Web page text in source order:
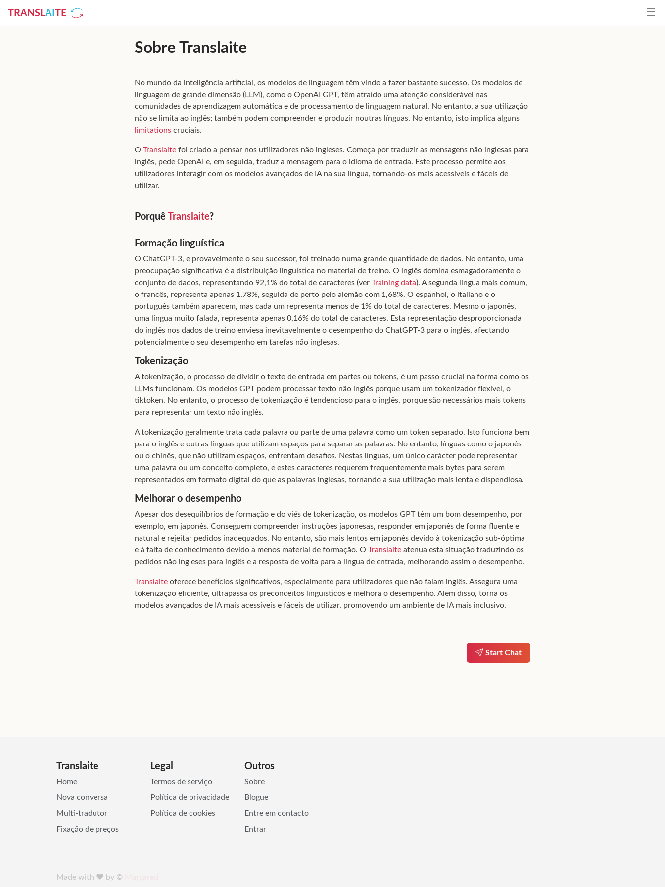
TRANSLAI TE
Sobre Translaite
No mundo da inteligência artificial, os modelos de linguagem têm vindo a fazer bastante sucesso. Os modelos de
linguagem de grande dimensão (LLM), como o OpenAI GPT, têm atraído uma atenção considerável nas
comunidades de aprendizagem automática e de processamento de linguagem natural. No entanto, a sua utilização
não se limita ao inglês; também podem compreender e produzir noutras línguas. No entanto, isto implica alguns
limitations cruciais.
O Translaite foi criado a pensar nos utilizadores não ingleses. Começa por traduzir as mensagens não inglesas para
inglês, pede OpenAI e, em seguida, traduz a mensagem para o idioma de entrada. Este processo permite aos
utilizadores interagir com os modelos avançados de IA na sua língua, tornando-os mais acessíveis e fáceis de
utilizar.
Porquê Translaite?
Formação linguística
O ChatGPT-3, e provavelmente o seu sucessor, foi treinado numa grande quantidade de dados. No entanto, uma
preocupação significativa é a distribuição linguística no material de treino. O inglês domina esmagadoramente o
conjunto de dados, representando 92,1% do total de caracteres (ver Training data). A segunda língua mais comum,
o francês, representa apenas 1,78%, seguida de perto pelo alemão com 1,68%. O espanhol, o italiano e o
português também aparecem, mas cada um representa menos de 1% do total de caracteres. Mesmo o japonês,
uma língua muito falada, representa apenas 0,16% do total de caracteres. Esta representação desproporcionada
do inglês nos dados de treino enviesa inevitavelmente o desempenho do ChatGPT-3 para o inglês, afectando
potencialmente o seu desempenho em tarefas não inglesas.
Tokenização
A tokenização, o processo de dividir o texto de entrada em partes ou tokens, é um passo crucial na forma como os
LLMs funcionam. Os modelos GPT podem processar texto não inglês porque usam um tokenizador flexível, o
tiktoken. No entanto, o processo de tokenização é tendencioso para o inglês, porque são necessários mais tokens
para representar um texto não inglês.
A tokenização geralmente trata cada palavra ou parte de uma palavra como um token separado. Isto funciona bem
para o inglês e outras línguas que utilizam espaços para separar as palavras. No entanto, línguas como o japonês
ou o chinês, que não utilizam espaços, enfrentam desafios. Nestas línguas, um único carácter pode representar
uma palavra ou um conceito completo, e estes caracteres requerem frequentemente mais bytes para serem
representados em formato digital do que as palavras inglesas, tornando a sua utilização mais lenta e dispendiosa.
Melhorar o desempenho
Apesar dos desequilíbrios de formação e do viés de tokenização, os modelos GPT têm um bom desempenho, por
exemplo, em japonês. Conseguem compreender instruções japonesas, responder em japonês de forma fluente e
natural e rejeitar pedidos inadequados. No entanto, são mais lentos em japonês devido à tokenização sub-óptima
e à falta de conhecimento devido a menos material de formação. O Translaite atenua esta situação traduzindo os
pedidos não ingleses para inglês e a resposta de volta para a língua de entrada, melhorando assim o desempenho.
Translaite oferece benefícios significativos, especialmente para utilizadores que não falam inglês. Assegura uma
tokenização eficiente, ultrapassa os preconceitos linguísticos e melhora o desempenho. Além disso, torna os
modelos avançados de IA mais acessíveis e fáceis de utilizar, promovendo um ambiente de IA mais inclusivo.
Start Chat
Translaite
Home
Nova conversa
Multi-tradutor
Fixação de preços
Legal
Termos de serviço
Política de privacidade
Política de cookies
Outros
Sobre
Blogue
Entre em contacto
Entrar
Made with ♥️ by ©